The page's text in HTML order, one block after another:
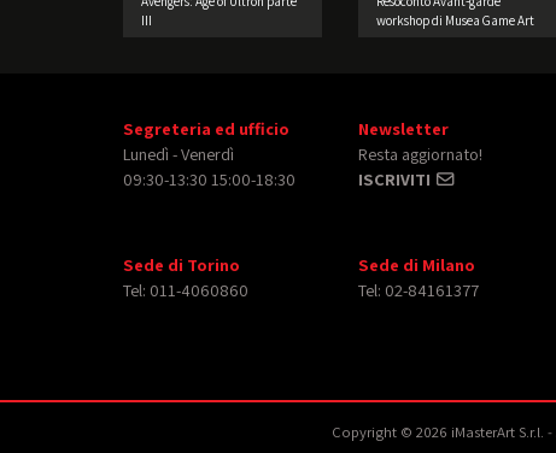
III
workshop di Musea Game Art
Segreteria ed ufficio
Lunedì - Venerdì
09:30-13:30 15:00-18:30
Newsletter
Resta aggiornato!
ISCRIVITI
Sede di Torino
Tel: 011-4060860
Sede di Milano
Tel: 02-84161377
Copyright © 2026 iMasterArt S.r.l.